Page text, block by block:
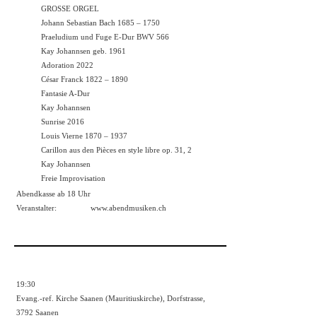
GROSSE ORGEL
Johann Sebastian Bach 1685 – 1750
Praeludium und Fuge E-Dur BWV 566
Kay Johannsen geb. 1961
Adoration 2022
César Franck 1822 – 1890
Fantasie A-Dur
Kay Johannsen
Sunrise 2016
Louis Vierne 1870 – 1937
Carillon aus den Pièces en style libre op. 31, 2
Kay Johannsen
Freie Improvisation
Abendkasse ab 18 Uhr
Veranstalter:
www.abendmusiken.ch
19:30
Evang.-ref. Kirche Saanen (Mauritiuskirche), Dorfstrasse,
3792 Saanen